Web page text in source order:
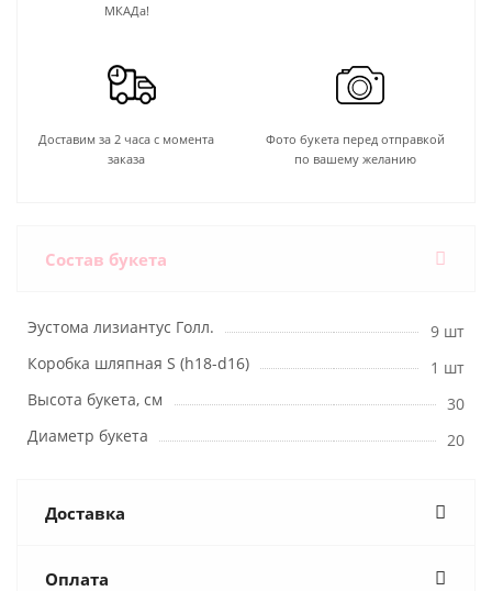
МКАДа!
Доставим за 2 часа с момента
заказа
Фото букета перед отправкой
по вашему желанию
Состав букета
Эустома лизиантус Голл.
9 шт
Коробка шляпная S (h18-d16)
1 шт
Высота букета, см
30
Диаметр букета
20
Доставка
Оплата